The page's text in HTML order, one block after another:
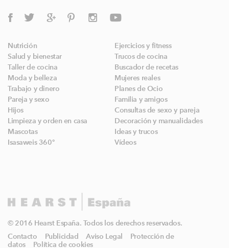
Nutrición
Ejercicios y fitness
Salud y bienestar
Trucos de cocina
Taller de cocina
Buscador de recetas
Moda y belleza
Mujeres reales
Trabajo y dinero
Planes de Ocio
Pareja y sexo
Familia y amigos
Hijos
Consultas de sexo y pareja
Limpieza y orden en casa
Decoración y manualidades
Mascotas
Ideas y trucos
Isasaweis 360º
Vídeos
© 2016 Hearst España. Todos los derechos reservados.
Contacto
Publicidad Aviso Legal
Protección de
datos
Política de cookies